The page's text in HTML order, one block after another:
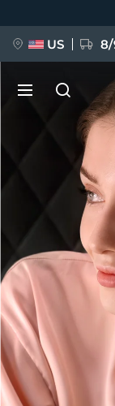
US 8/
FAQ™ Pure
BREAKING
issa™ Teeth
Français
Polski
Türkçe
发货国家